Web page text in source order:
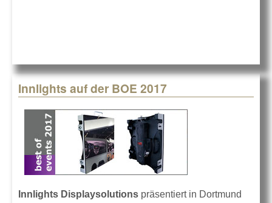
Innlights auf der BOE 2017
Innlights Displaysolutions präsentiert in Dortmund